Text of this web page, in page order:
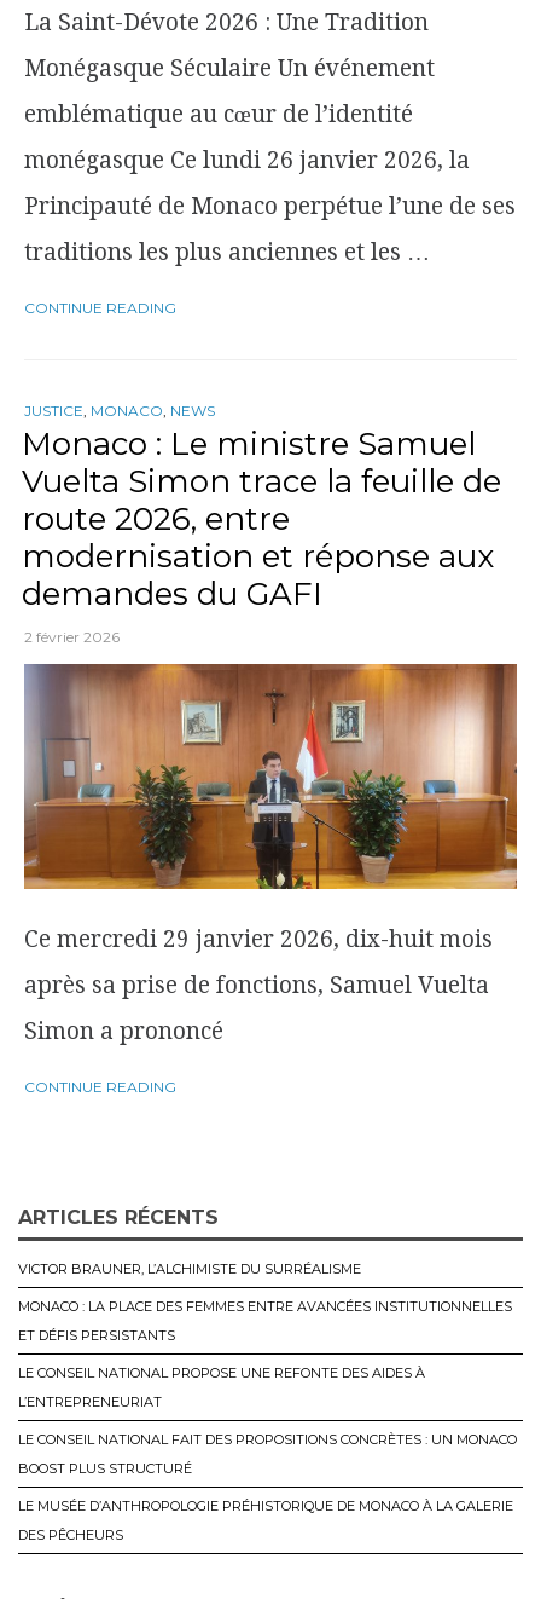
La Saint-Dévote 2026 : Une Tradition
Monégasque Séculaire Un événement
emblématique au cœur de l’identité
monégasque Ce lundi 26 janvier 2026, la
Principauté de Monaco perpétue l’une de ses
traditions les plus anciennes et les …
CONTINUE READING
JUSTICE MONACO NEWS
Monaco : Le ministre Samuel
Vuelta Simon trace la feuille de
route 2026, entre
modernisation et réponse aux
demandes du GAFI
2 février 2026
Ce mercredi 29 janvier 2026, dix-huit mois
après sa prise de fonctions, Samuel Vuelta
Simon a prononcé
CONTINUE READING
ARTICLES RÉCENTS
VICTOR BRAUNER, L’ALCHIMISTE DU SURRÉALISME
MONACO : LA PLACE DES FEMMES ENTRE AVANCÉES INSTITUTIONNELLES
ET DÉFIS PERSISTANTS
LE CONSEIL NATIONAL PROPOSE UNE REFONTE DES AIDES À
L’ENTREPRENEURIAT
LE CONSEIL NATIONAL FAIT DES PROPOSITIONS CONCRÈTES : UN MONACO
BOOST PLUS STRUCTURÉ
LE MUSÉE D’ANTHROPOLOGIE PRÉHISTORIQUE DE MONACO À LA GALERIE
DES PÊCHEURS